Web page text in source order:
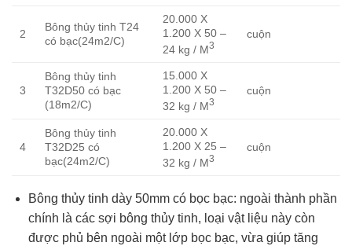
2
Bông thủy tinh T24
có bạc(24m2/C)
20.000 X
1.200 X 50 –
24 kg / M3
cuộn
3
Bông thủy tinh
T32D50 có bạc
(18m2/C)
15.000 X
1.200 X 50 –
32 kg / M3
cuộn
4
Bông thủy tinh
T32D25 có
bạc(24m2/C)
20.000 X
1.200 X 25 –
32 kg / M3
cuộn
Bông thủy tinh dày 50mm có bọc bạc: ngoài thành phần
chính là các sợi bông thủy tinh, loại vật liệu này còn
được phủ bên ngoài một lớp bọc bạc, vừa giúp tăng